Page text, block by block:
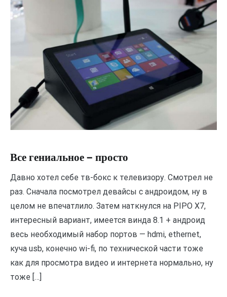
Все гениальное — просто
Давно хотел себе тв-бокс к телевизору. Смотрел не
раз. Сначала посмотрел девайсы с андроидом, ну в
целом не впечатлило. Затем наткнулся на PIPO X7,
интересный вариант, имеется винда 8.1 + андроид
весь необходимый набор портов — hdmi, ethernet,
куча usb, конечно wi-fi, по технической части тоже
как для просмотра видео и интернета нормально, ну
тоже […]